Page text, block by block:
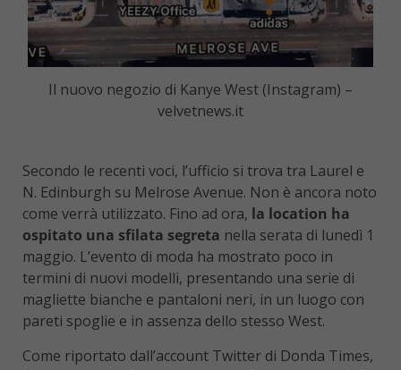
Il nuovo negozio di Kanye West (Instagram) –
velvetnews.it
Secondo le recenti voci, l’ufficio si trova tra Laurel e
N. Edinburgh su Melrose Avenue. Non è ancora noto
come verrà utilizzato. Fino ad ora, la location ha
ospitato una sfilata segreta nella serata di lunedì 1
maggio. L’evento di moda ha mostrato poco in
termini di nuovi modelli, presentando una serie di
magliette bianche e pantaloni neri, in un luogo con
pareti spoglie e in assenza dello stesso West.
Come riportato dall’account Twitter di Donda Times,